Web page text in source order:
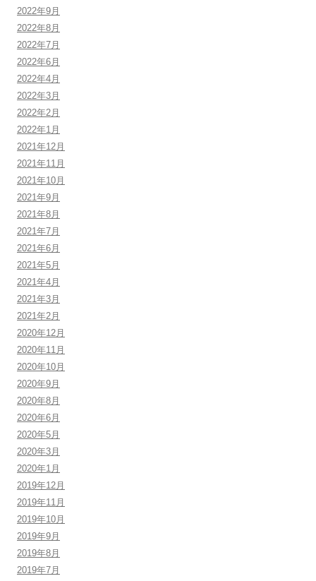
2022年9月
2022年8月
2022年7月
2022年6月
2022年4月
2022年3月
2022年2月
2022年1月
2021年12月
2021年11月
2021年10月
2021年9月
2021年8月
2021年7月
2021年6月
2021年5月
2021年4月
2021年3月
2021年2月
2020年12月
2020年11月
2020年10月
2020年9月
2020年8月
2020年6月
2020年5月
2020年3月
2020年1月
2019年12月
2019年11月
2019年10月
2019年9月
2019年8月
2019年7月